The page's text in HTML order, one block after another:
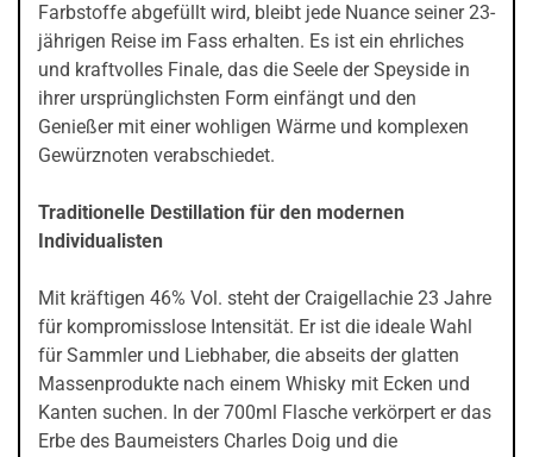
Farbstoffe abgefüllt wird, bleibt jede Nuance seiner 23-
jährigen Reise im Fass erhalten. Es ist ein ehrliches
und kraftvolles Finale, das die Seele der Speyside in
ihrer ursprünglichsten Form einfängt und den
Genießer mit einer wohligen Wärme und komplexen
Gewürznoten verabschiedet.
Traditionelle Destillation für den modernen
Individualisten
Mit kräftigen 46% Vol. steht der Craigellachie 23 Jahre
für kompromisslose Intensität. Er ist die ideale Wahl
für Sammler und Liebhaber, die abseits der glatten
Massenprodukte nach einem Whisky mit Ecken und
Kanten suchen. In der 700ml Flasche verkörpert er das
Erbe des Baumeisters Charles Doig und die